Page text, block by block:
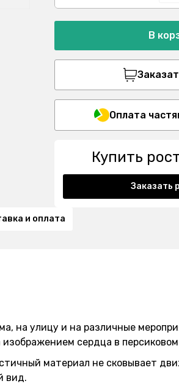
В
Оплата
Купить
Заказать
и оплата
на улицу и на различные
сердца в
материал не сковывает
вид.